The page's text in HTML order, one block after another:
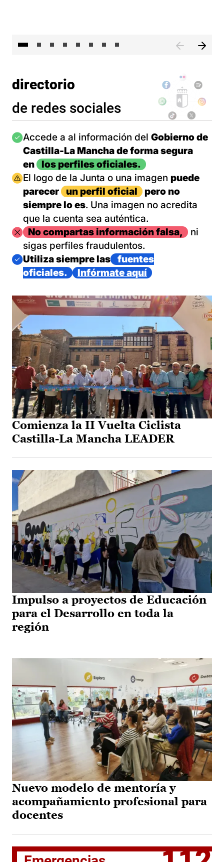
directorio
de redes sociales
Imagen
Accede a al información del Gobierno de
Castilla-La Mancha de forma segura
en
los perfiles oficiales.
Imagen
El logo de la Junta o una imagen puede
parecer
un perfil oficial
pero no
siempre lo es. Una imagen no acredita
que la cuenta sea auténtica.
ImagenNo compartas información falsa,
ni
sigas perfiles fraudulentos.
Imagen
Utiliza siempre las
fuentes
oficiales.
Infórmate aquí
Comienza la II Vuelta Ciclista
Castilla-La Mancha LEADER
Impulso a proyectos de Educación
para el Desarrollo en toda la
región
Nuevo modelo de mentoría y
acompañamiento profesional para
docentes